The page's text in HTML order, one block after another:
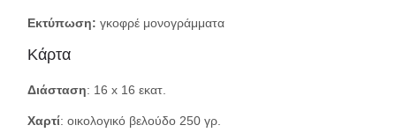
Εκτύπωση: γκοφρέ μονογράμματα
Κάρτα
Διάσταση: 16 x 16 εκατ.
Χαρτί: οικολογικό βελούδο 250 γρ.